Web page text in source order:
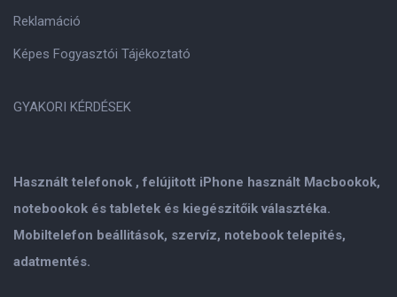
Használt telefonok , felújitott iPhone használt Macbookok,
notebookok és tabletek és kiegészitőik választéka.
Mobiltelefon beállitások, szervíz, notebook telepités,
adatmentés.
Reklamáció
Képes Fogyasztói Tájékoztató
GYAKORI KÉRDÉSEK